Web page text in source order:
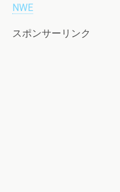
NWE
スポンサーリンク